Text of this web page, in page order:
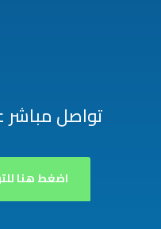
تواصل مباشر
اضغط هنا